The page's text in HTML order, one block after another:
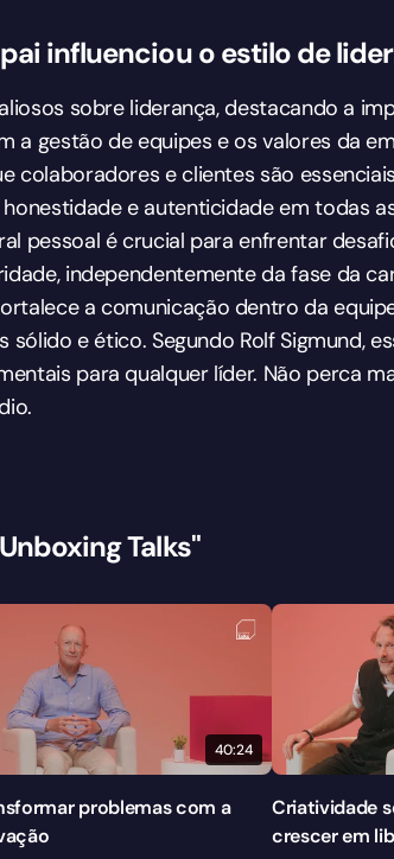
influenciou o estilo de
sobre liderança, destacando a
a gestão de equipes e os valores da
colaboradores e clientes são
e autenticidade em todas
pessoal é crucial para enfrentar
independentemente da fase da
a comunicação dentro da
e ético. Segundo Rolf Sigmund,
para qualquer líder. Não perca
Talks"
40:24
problemas com a
Criatividade
crescer em